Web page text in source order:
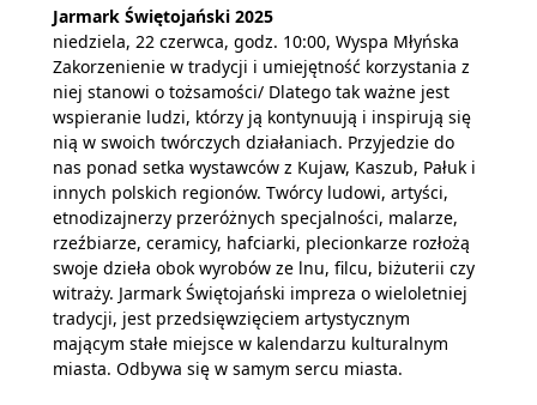
Jarmark Świętojański 2025
niedziela, 22 czerwca, godz. 10:00, Wyspa Młyńska
Zakorzenienie w tradycji i umiejętność korzystania z
niej stanowi o tożsamości/ Dlatego tak ważne jest
wspieranie ludzi, którzy ją kontynuują i inspirują się
nią w swoich twórczych działaniach. Przyjedzie do
nas ponad setka wystawców z Kujaw, Kaszub, Pałuk i
innych polskich regionów. Twórcy ludowi, artyści,
etnodizajnerzy przeróżnych specjalności, malarze,
rzeźbiarze, ceramicy, hafciarki, plecionkarze rozłożą
swoje dzieła obok wyrobów ze lnu, filcu, biżuterii czy
witraży. Jarmark Świętojański impreza o wieloletniej
tradycji, jest przedsięwzięciem artystycznym
mającym stałe miejsce w kalendarzu kulturalnym
miasta. Odbywa się w samym sercu miasta.